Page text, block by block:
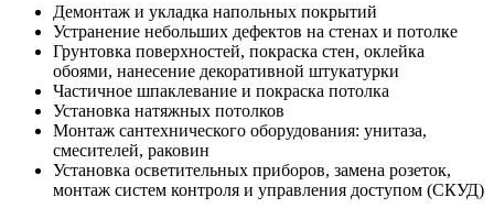
Демонтаж и укладка напольных покрытий
Устранение небольших дефектов на стенах и потолке
Грунтовка поверхностей, покраска стен, оклейка
обоями, нанесение декоративной штукатурки
Частичное шпаклевание и покраска потолка
Установка натяжных потолков
Монтаж сантехнического оборудования: унитаза,
смесителей, раковин
Установка осветительных приборов, замена розеток,
монтаж систем контроля и управления доступом (СКУД)